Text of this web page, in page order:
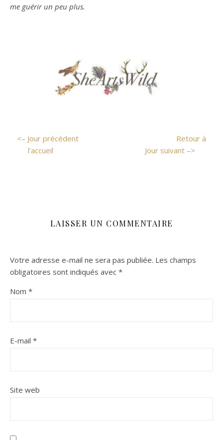
me guérir un peu plus.
<– Jour précédent
Retour à
l’accueil
Jour suivant –>
LAISSER UN COMMENTAIRE
Votre adresse e-mail ne sera pas publiée. Les champs
obligatoires sont indiqués avec *
Nom *
E-mail *
Site web